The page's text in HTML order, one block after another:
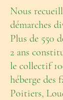
Nous
démarches
Plus de 550
2 ans
le collectif
héberge des
Poitiers,